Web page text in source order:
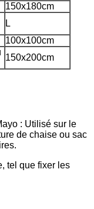
150x180cm
L
100x100cm
150x200cm
: Utilisé sur le
de chaise ou sac
tel que fixer les